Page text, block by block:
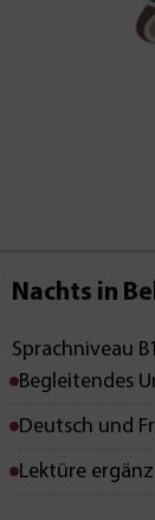
Nachts in
Sprachniveau B1
Begleitendes
Deutsch und
Lektüre